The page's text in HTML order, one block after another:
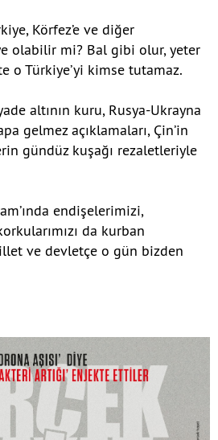
Körfez’e ve diğer
olabilir mi? Bal gibi olur, yeter
o Türkiye’yi kimse tutamaz.
altının kuru, Rusya-Ukrayna
gelmez açıklamaları, Çin’in
gündüz kuşağı rezaletleriyle
endişelerimizi,
da kurban
ve devletçe o gün bizden